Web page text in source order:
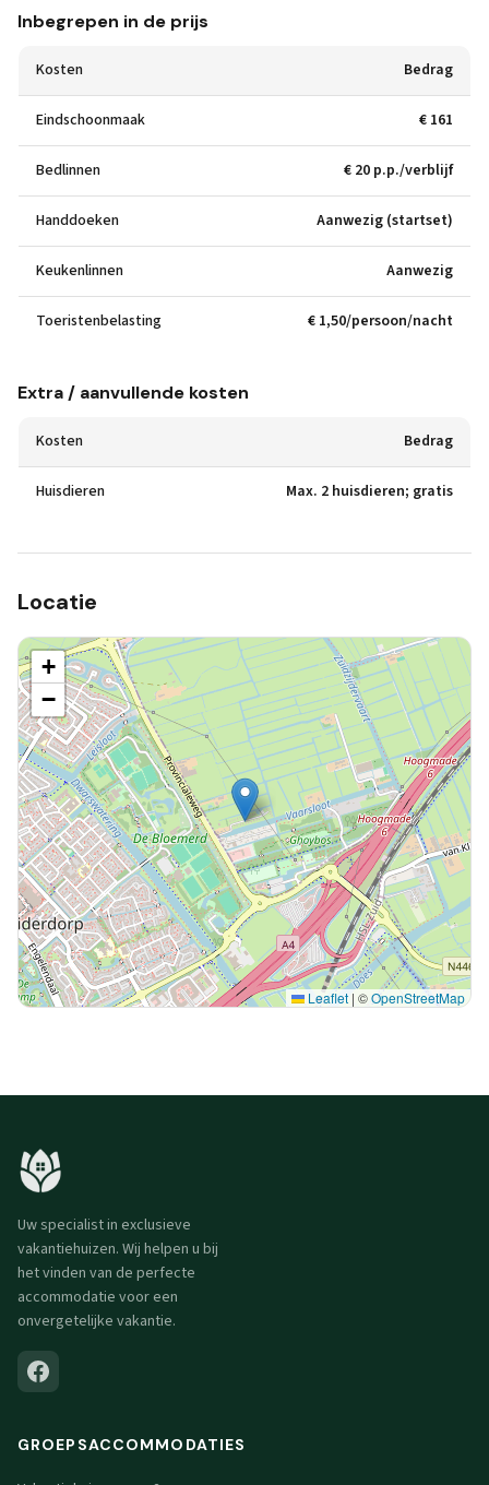
Inbegrepen in de prijs
Kosten Bedrag
Eindschoonmaak € 161
Bedlinnen € 20 p.p./verblijf
Handdoeken Aanwezig (startset)
Keukenlinnen Aanwezig
Toeristenbelasting € 1,50/persoon/nacht
Extra / aanvullende kosten
Kosten Bedrag
Huisdieren Max. 2 huisdieren; gratis
Locatie
+
−
Leaflet | ©OpenStreetMap
Uw specialist in exclusieve
vakantiehuizen. Wij helpen u bij
het vinden van de perfecte
accommodatie voor een
onvergetelijke vakantie.
GROEPSACCOMMODATIES